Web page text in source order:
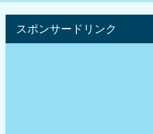
スポンサードリンク